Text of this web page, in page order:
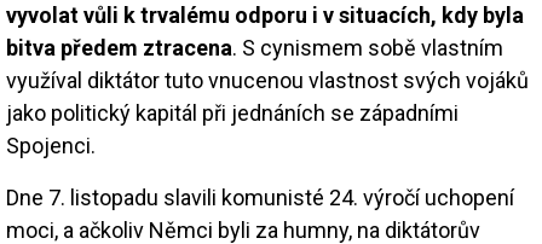
vyvolat vůli k trvalému odporu i v situacích, kdy byla
bitva předem ztracena. S cynismem sobě vlastním
využíval diktátor tuto vnucenou vlastnost svých vojáků
jako politický kapitál při jednáních se západními
Spojenci.
Dne 7. listopadu slavili komunisté 24. výročí uchopení
moci, a ačkoliv Němci byli za humny, na diktátorův